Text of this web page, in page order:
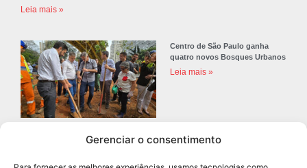
Gerenciar o consentimento
Leia mais »
Centro de São Paulo ganha
quatro novos Bosques Urbanos
Leia mais »